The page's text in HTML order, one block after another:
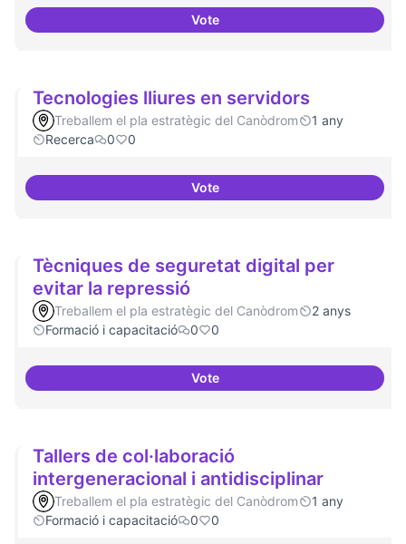
VoteTemes: Intel·ligència artificial
Tecnologies lliures en servidors
Treballem el pla estratègic del Canòdrom
1 any
Recerca
0 0
VoteTecnologies lliures en servidors
Tècniques de seguretat digital per
evitar la repressió
Treballem el pla estratègic del Canòdrom
2 anys
Formació i capacitació
0 0
VoteTècniques de seguretat digital
Tallers de col·laboració
intergeneracional i antidisciplinar
Treballem el pla estratègic del Canòdrom
1 any
Formació i capacitació
0 0